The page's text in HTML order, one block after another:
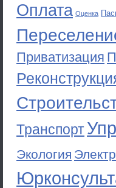
Оплата Оценка
Приватизация
Транспорт
Экология